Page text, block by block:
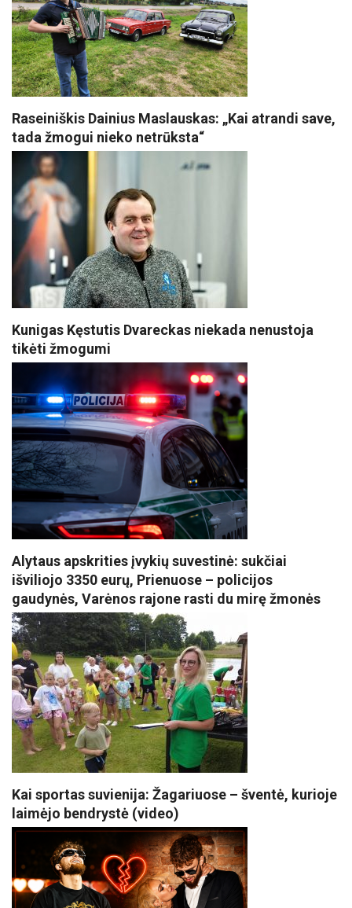
Raseiniškis Dainius Maslauskas: „Kai atrandi save,
tada žmogui nieko netrūksta“
Kunigas Kęstutis Dvareckas niekada nenustoja
tikėti žmogumi
Alytaus apskrities įvykių suvestinė: sukčiai
išviliojo 3350 eurų, Prienuose – policijos
gaudynės, Varėnos rajone rasti du mirę žmonės
Kai sportas suvienija: Žagariuose – šventė, kurioje
laimėjo bendrystė (video)